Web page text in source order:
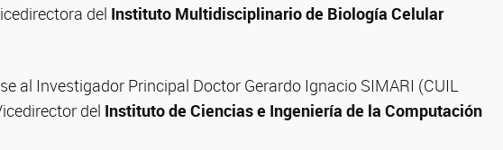
del Instituto Multidisciplinario de Biología Celular
al Investigador Principal Doctor Gerardo Ignacio SIMARI (CUIL
del Instituto de Ciencias e Ingeniería de la Computación